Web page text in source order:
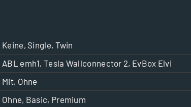
Keine, Single, Twin
ABL emh1, Tesla Wallconnector 2, EvBox Elvi
Mit, Ohne
Ohne, Basic, Premium